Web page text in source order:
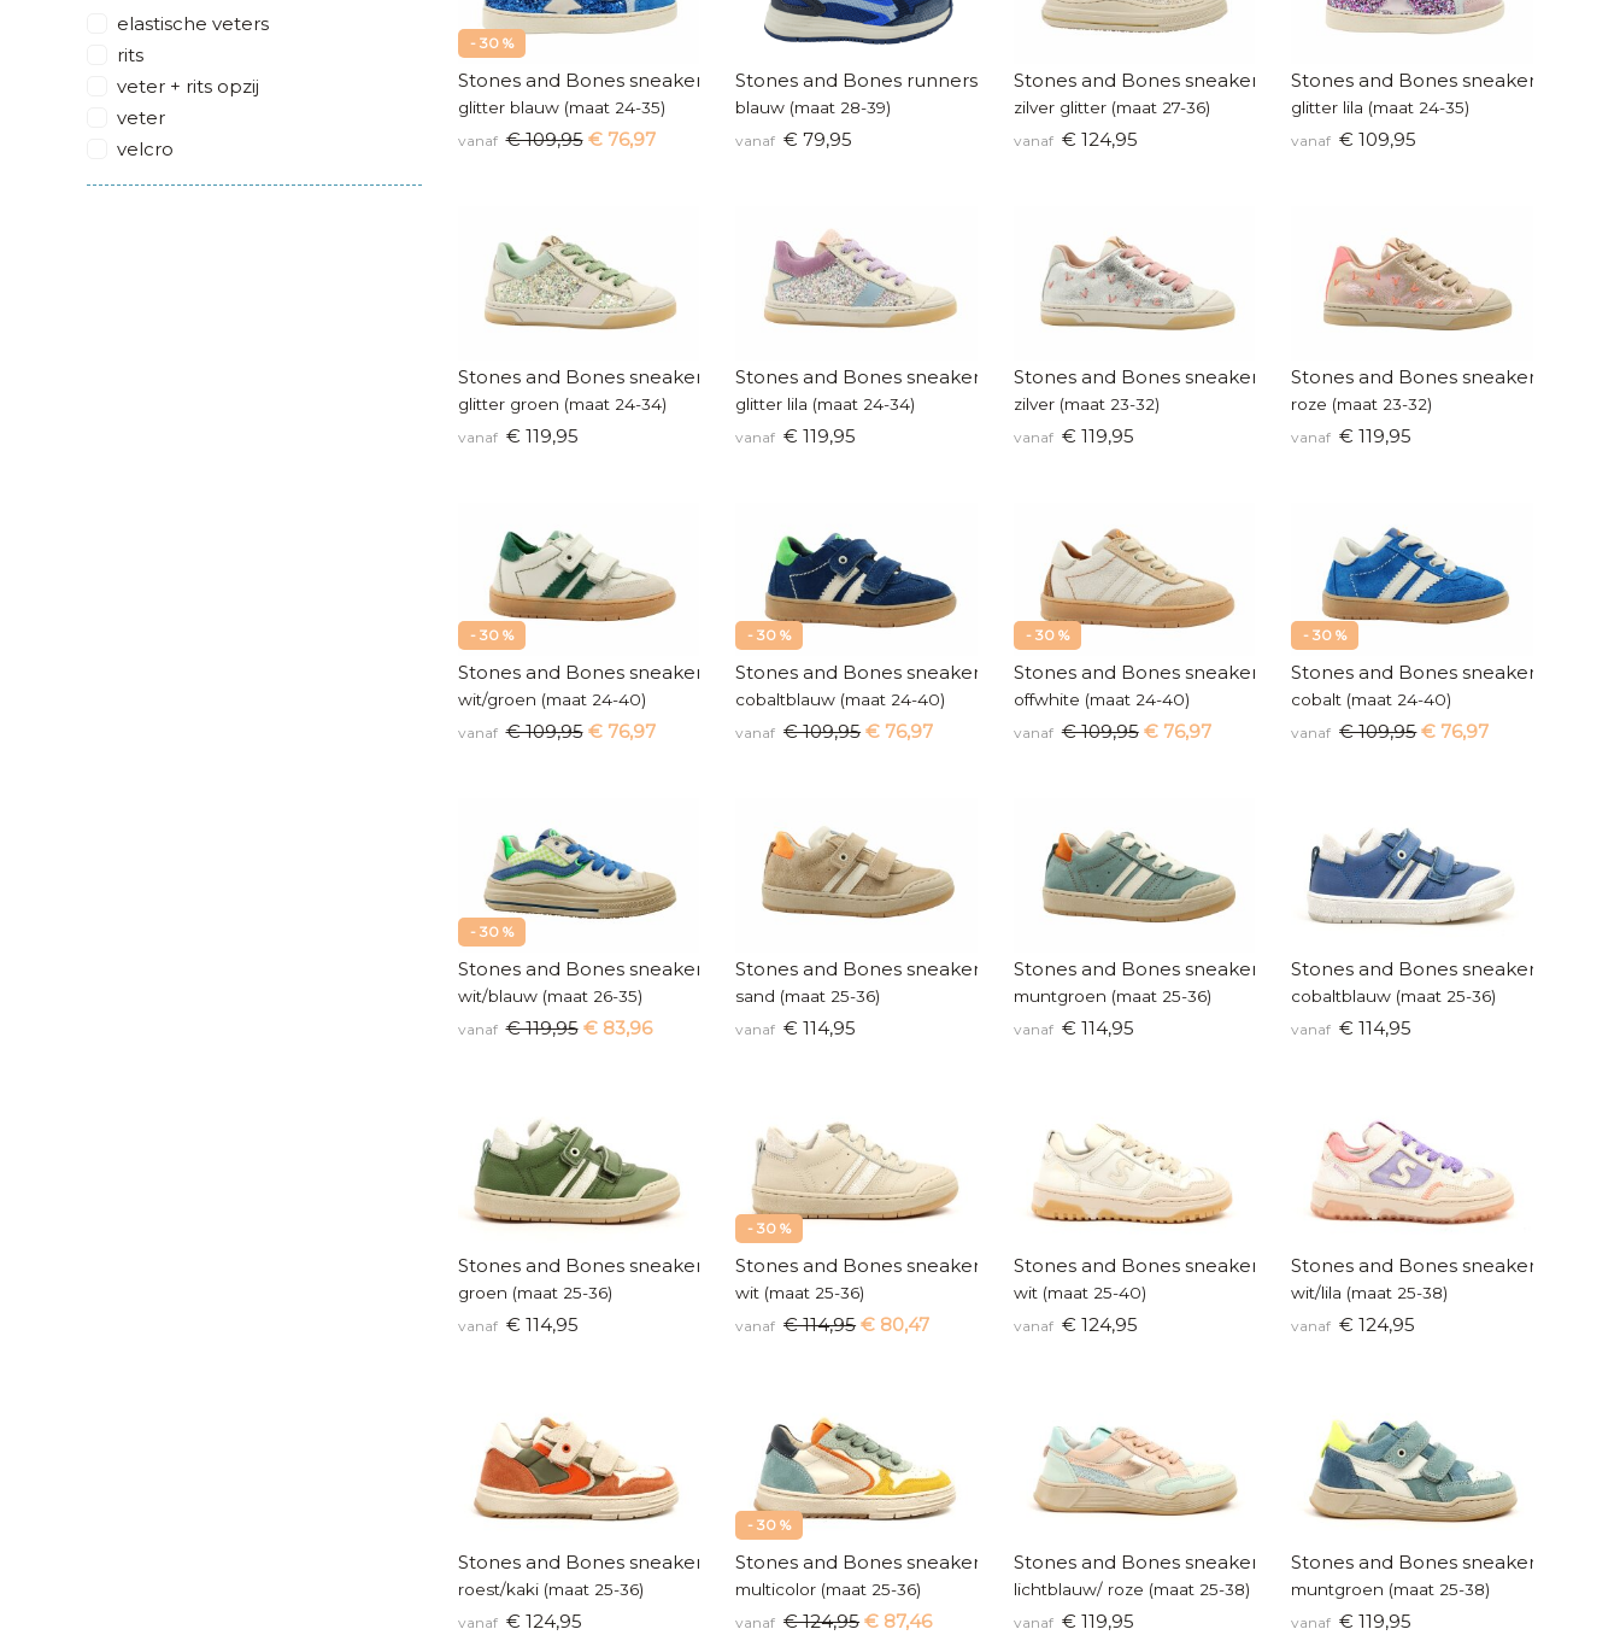
elastische veters
rits
veter + rits opzij
veter
velcro
- 30 %
Stones and Bones sneaker
glitter blauw (maat 24-35)
vanaf € 109,95 € 76,97
Stones and Bones runners
blauw (maat 28-39)
vanaf € 79,95
Stones and Bones sneakers
zilver glitter (maat 27-36)
vanaf € 124,95
Stones and Bones sneaker
glitter lila (maat 24-35)
vanaf € 109,95
Stones and Bones sneakers
glitter groen (maat 24-34)
vanaf € 119,95
Stones and Bones sneakers
glitter lila (maat 24-34)
vanaf € 119,95
Stones and Bones sneakertjes
zilver (maat 23-32)
vanaf € 119,95
Stones and Bones sneakertjes
roze (maat 23-32)
vanaf € 119,95
- 30 %
Stones and Bones sneakers
wit/groen (maat 24-40)
vanaf € 109,95 € 76,97
- 30 %
Stones and Bones sneakers
cobaltblauw (maat 24-40)
vanaf € 109,95 € 76,97
- 30 %
Stones and Bones sneakers
offwhite (maat 24-40)
vanaf € 109,95 € 76,97
- 30 %
Stones and Bones sneakers
cobalt (maat 24-40)
vanaf € 109,95 € 76,97
- 30 %
Stones and Bones sneakers
wit/blauw (maat 26-35)
vanaf € 119,95 € 83,96
Stones and Bones sneakers
sand (maat 25-36)
vanaf € 114,95
Stones and Bones sneakers
muntgroen (maat 25-36)
vanaf € 114,95
Stones and Bones sneakers
cobaltblauw (maat 25-36)
vanaf € 114,95
Stones and Bones sneakers
groen (maat 25-36)
vanaf € 114,95
- 30 %
Stones and Bones sneakers
wit (maat 25-36)
vanaf € 114,95 € 80,47
Stones and Bones sneakers
wit (maat 25-40)
vanaf € 124,95
Stones and Bones sneakers
wit/lila (maat 25-38)
vanaf € 124,95
Stones and Bones sneakers
roest/kaki (maat 25-36)
vanaf € 124,95
- 30 %
Stones and Bones sneakers
multicolor (maat 25-36)
vanaf € 124,95 € 87,46
Stones and Bones sneakers
lichtblauw/ roze (maat 25-38)
vanaf € 119,95
Stones and Bones sneakers
muntgroen (maat 25-38)
vanaf € 119,95